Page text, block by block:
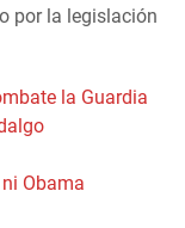
por la legislación
la Guardia
Obama